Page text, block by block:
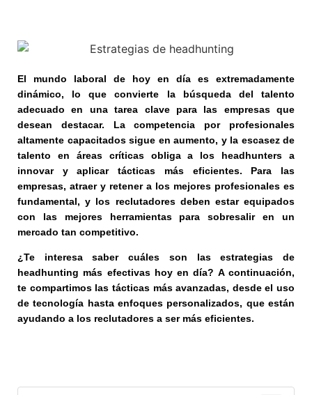
El mundo laboral de hoy en día es extremadamente
dinámico, lo que convierte la búsqueda del talento
adecuado en una tarea clave para las empresas que
desean destacar. La competencia por profesionales
altamente capacitados sigue en aumento, y la escasez de
talento en áreas críticas obliga a los headhunters a
innovar y aplicar tácticas más eficientes. Para las
empresas, atraer y retener a los mejores profesionales es
fundamental, y los reclutadores deben estar equipados
con las mejores herramientas para sobresalir en un
mercado tan competitivo.
¿Te interesa saber cuáles son las estrategias de
headhunting más efectivas hoy en día? A continuación,
te compartimos las tácticas más avanzadas, desde el uso
de tecnología hasta enfoques personalizados, que están
ayudando a los reclutadores a ser más eficientes.